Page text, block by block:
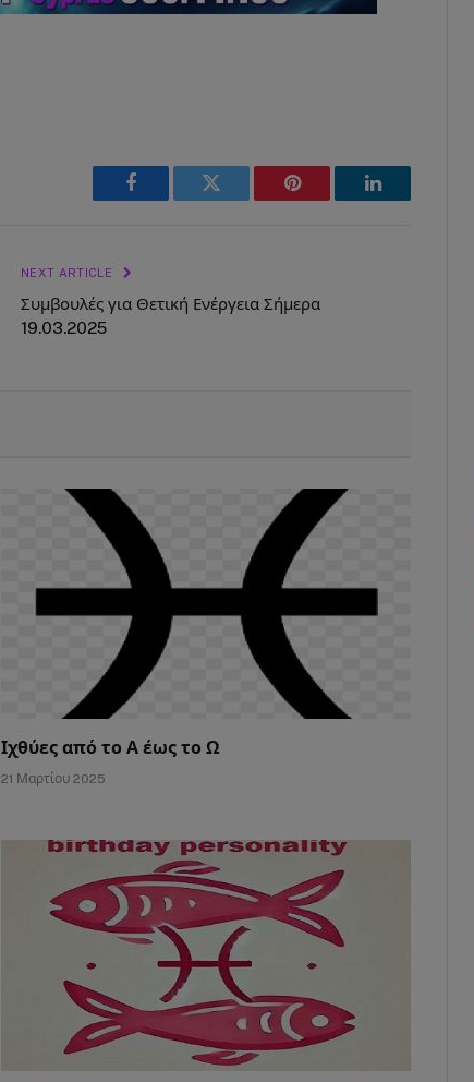
Facebook Twitter Pinterest LinkedIn
NEXT ARTICLE
Συμβουλές για Θετική Ενέργεια Σήμερα
19.03.2025
Ιχθύες από το Α έως το Ω
21 Μαρτίου 2025